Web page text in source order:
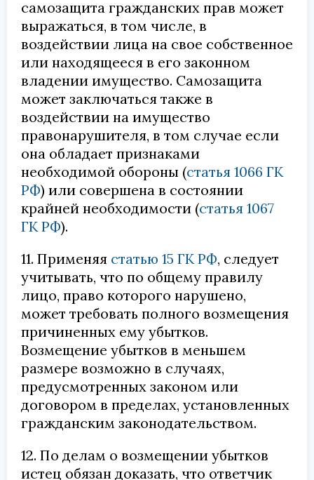
самозащита гражданских прав может
выражаться, в том числе, в
воздействии лица на свое собственное
или находящееся в его законном
владении имущество. Самозащита
может заключаться также в
воздействии на имущество
правонарушителя, в том случае если
она обладает признаками
необходимой обороны (статья 1066 ГК
РФ) или совершена в состоянии
крайней необходимости (статья 1067
ГК РФ).
11. Применяя статью 15 ГК РФ, следует
учитывать, что по общему правилу
лицо, право которого нарушено,
может требовать полного возмещения
причиненных ему убытков.
Возмещение убытков в меньшем
размере возможно в случаях,
предусмотренных законом или
договором в пределах, установленных
гражданским законодательством.
12. По делам о возмещении убытков
истец обязан доказать, что ответчик